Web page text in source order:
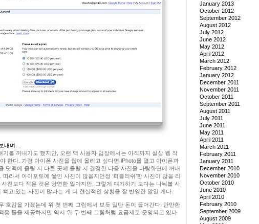
내며…
기를 꺼내기도 했지만, 오랜 맥 사용자 입장에서는 아직까지 실상 웹 작
한다. 가령 아이폰 사진을 웹에 올리고 싶다면 iPhoto를 열고 아이폰과
닷맥에 올릴 지 다른 곳에 올릴 지 결정한 다음 사진을 바탕화면에 꺼내
라서 아이포토에 쌓인 사진이 많을지언정 ‘퍼블리쉬’한 사진이 많을 리
진보다 적은 것은 당연한 일이지만, 그렇게 얘기하기 보다는 나눠볼 사
고 있는 사진이 많다는 게 더 현실적인 상황을 잘 반영한 말일 게다.
호감을 가졌는데 위 첫 번째 그림에서 보듯 일단 돈이 들어간다. 만만한
용 툴을 제공하지만 역시 위 두 번째 그림처럼 요금제로 운영되고 있다.
January 2013
October 2012
September 2012
August 2012
July 2012
June 2012
May 2012
April 2012
March 2012
February 2012
January 2012
December 2011
November 2011
October 2011
September 2011
August 2011
July 2011
June 2011
May 2011
April 2011
March 2011
February 2011
January 2011
December 2010
November 2010
October 2010
June 2010
April 2010
February 2010
September 2009
August 2009